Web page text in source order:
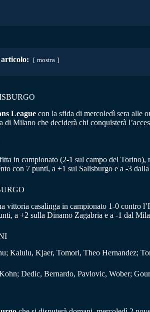
mostra
League con la sfida di mercoledì sera alle
di Milano che deciderà chi conquisterà
in campionato (2-1 sul campo del
con 7 punti, a +1 sul Salisburgo e a -3
vittoria casalinga in campionato 1-0 contro
a +2 sulla Dinamo Zagabria e a -1 dal
Kalulu, Kjaer, Tomori, Theo Hernandez;
Dedic, Bernardo, Pavlovic, Wober;